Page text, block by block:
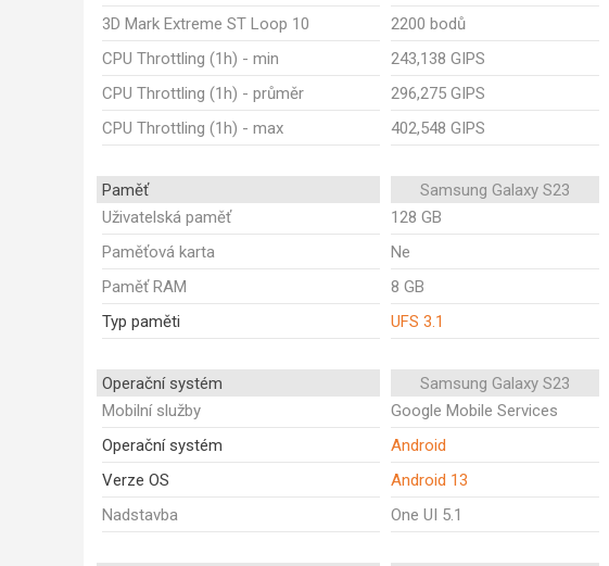
3D Mark Extreme ST Loop 10
2200 bodů
CPU Throttling (1h) - min
243,138 GIPS
CPU Throttling (1h) - průměr
296,275 GIPS
CPU Throttling (1h) - max
402,548 GIPS
Paměť Samsung Galaxy S23
Uživatelská paměť
128 GB
Paměťová karta
Ne
Paměť RAM
8 GB
Typ paměti
UFS 3.1
Operační systém Samsung Galaxy S23
Mobilní služby
Google Mobile Services
Operační systém
Android
Verze OS
Android 13
Nadstavba
One UI 5.1